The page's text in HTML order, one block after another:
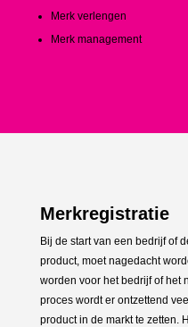
Merk verlengen
Merk management
Merkregistratie
Bij de start van een bedrijf of
product, moet nagedacht
worden voor het bedrijf of het
proces wordt er ontzettend
product in de markt te zetten.